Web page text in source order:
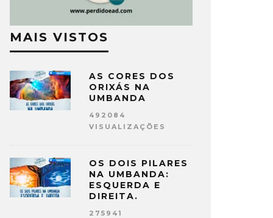
MAIS VISTOS
AS CORES DOS
ORIXÁS NA
UMBANDA
492084
VISUALIZAÇÕES
OS DOIS PILARES
NA UMBANDA:
ESQUERDA E
DIREITA.
275941